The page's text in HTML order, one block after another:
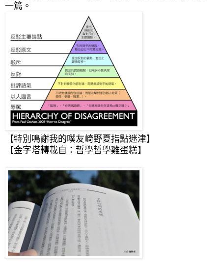
一篇。
【特別鳴謝我的噗友崎野夏指點迷津】
【金字塔轉載自： 哲學哲學雞蛋糕】